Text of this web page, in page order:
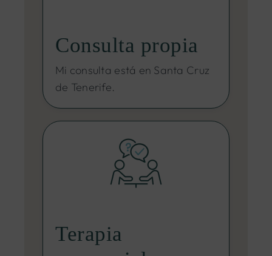
Consulta propia
Mi consulta está en Santa Cruz
de Tenerife.
Terapia